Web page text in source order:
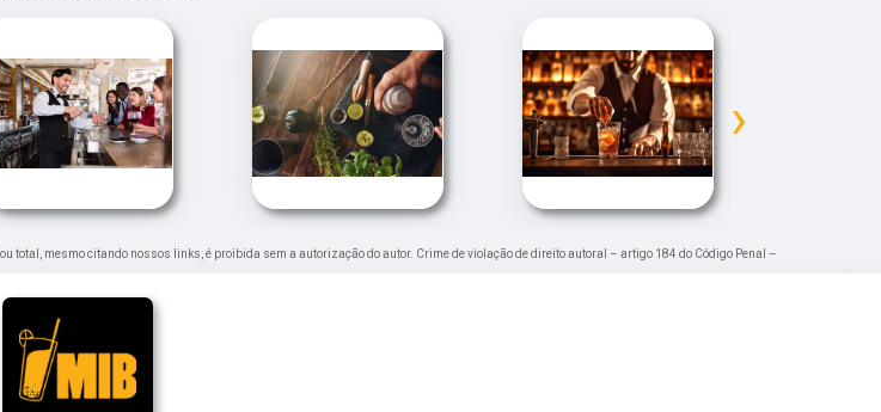
›
total, mesmo citando nossos links, é proibida sem a autorização do autor. Crime de violação de direito autoral – artigo 184 do Código Penal –